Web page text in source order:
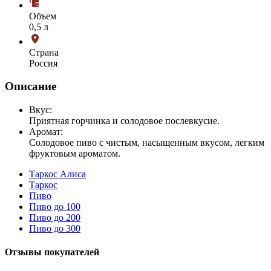
Объем
0,5 л
Страна
Россия
Описание
Вкус:
Приятная горчинка и солодовое послевкусие.
Аромат:
Солодовое пиво с чистым, насыщенным вкусом, легким
фруктовым ароматом.
Таркос Алиса
Таркос
Пиво
Пиво до 100
Пиво до 200
Пиво до 300
Отзывы покупателей